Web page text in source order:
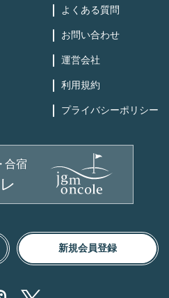
よくある質問
お問い合わせ
運営会社
利用規約
プライバシーポリシー
新規会員登録